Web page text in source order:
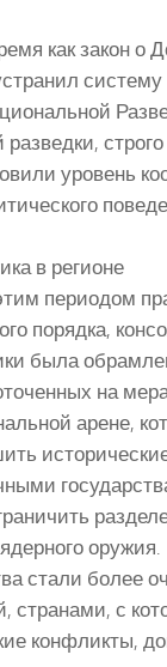
как закон о
систему
уровень
в регионе
периодом
порядка,
была
на
арене,
оружия.
стали более
странами, с
конфликты,